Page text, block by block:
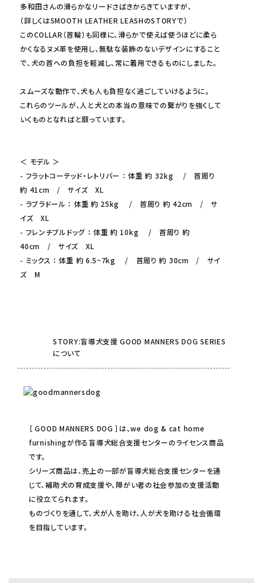
多和田さんの滑らかなリードさばきからきていますが、
（詳しくはSMOOTH LEATHER LEASHのSTORYで）
このCOLLAR（首輪）も同様に、滑らかで使えば使うほどに柔ら
かくなるヌメ革を使用し、無駄な装飾のないデザインにすること
で、犬の首への負担を軽減し、常に着用できるものにしました。
スムーズな動作で、犬も人も負担なく過ごしていけるように。
これらのツールが、人と犬との本当の意味での繋がりを強くして
いくものとなればと願っています。
＜ モデル ＞
- フラットコーテッド・レトリバー ： 体重 約 32kg / 首周り
約 41cm / サイズ XL
- ラブラドール ： 体重 約 25kg / 首周り 約 42cm / サ
イズ XL
- フレンチブルドッグ ： 体重 約 10kg / 首周り 約
40cm / サイズ XL
- ミックス ： 体重 約 6.5~7kg / 首周り 約 30cm / サイ
ズ M
STORY:盲導犬支援 GOOD MANNERS DOG SERIES
について
［ GOOD MANNERS DOG ］は、we dog & cat home
furnishingが作る盲導犬総合支援センターのライセンス商品
です。
シリーズ商品は、売上の一部が盲導犬総合支援センターを通
じて、補助犬の育成支援や、障がい者の社会参加の支援活動
に役立てられます。
ものづくりを通して、犬が人を助け、人が犬を助ける社会循環
を目指しています。